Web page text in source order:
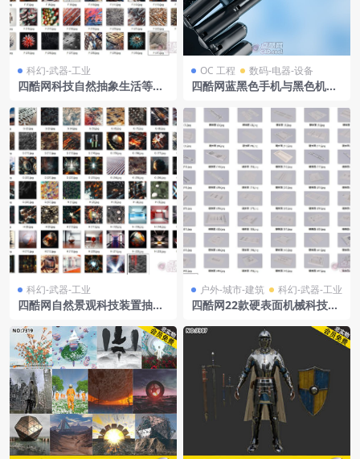
科幻-武器-工业
四酷网科技自然抽象生活等多
OC 工程 数码-电器-设备
四酷网蓝黑色手机与黑色机械
科幻-武器-工业
四酷网自然景观科技装置抽象
户外-城市-建筑 科幻-武器-工业
四酷网22款硬表面机械科技工